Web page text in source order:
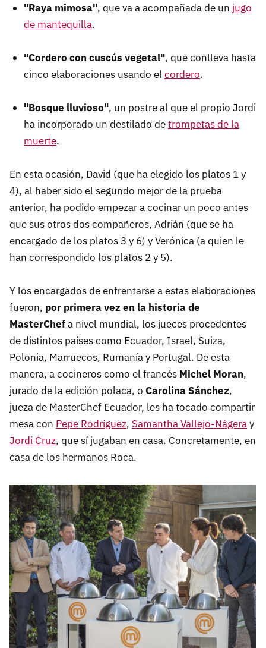
"Raya mimosa", que va a acompañada de un jugo
de mantequilla.
"Cordero con cuscús vegetal", que conlleva hasta
cinco elaboraciones usando el cordero.
"Bosque lluvioso", un postre al que el propio Jordi
ha incorporado un destilado detrompetas de la
muerte.
En esta ocasión, David (que ha elegido los platos 1 y
4), al haber sido el segundo mejor de la prueba
anterior, ha podido empezar a cocinar un poco antes
que sus otros dos compañeros, Adrián (que se ha
encargado de los platos 3 y 6) y Verónica (a quien le
han correspondido los platos 2 y 5).
Y los encargados de enfrentarse a estas elaboraciones
fueron, por primera vez en la historia de
MasterChefa nivel mundial, los jueces procedentes
de distintos países como Ecuador, Israel, Suiza,
Polonia, Marruecos, Rumanía y Portugal. De esta
manera, a cocineros como el francés Michel Moran,
jurado de la edición polaca, o Carolina Sánchez,
jueza de MasterChef Ecuador, les ha tocado compartir
mesa con Pepe Rodríguez, Samantha Vallejo-Nágeray
Jordi Cruz, que sí jugaban en casa. Concretamente, en
casa de los hermanos Roca.